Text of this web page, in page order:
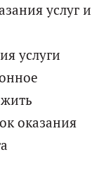
услуг и
услуги
оказания